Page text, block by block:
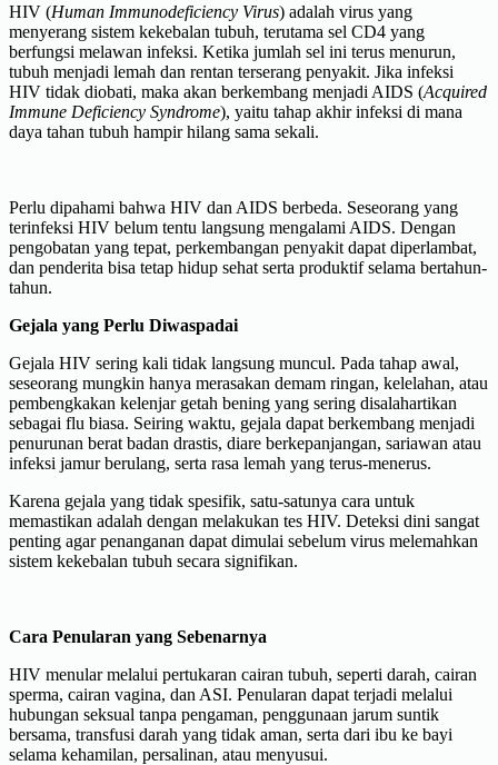
HIV (Human Immunodeficiency Virus) adalah virus yang
menyerang sistem kekebalan tubuh, terutama sel CD4 yang
berfungsi melawan infeksi. Ketika jumlah sel ini terus menurun,
tubuh menjadi lemah dan rentan terserang penyakit. Jika infeksi
HIV tidak diobati, maka akan berkembang menjadi AIDS (Acquired
Immune Deficiency Syndrome), yaitu tahap akhir infeksi di mana
daya tahan tubuh hampir hilang sama sekali.
Perlu dipahami bahwa HIV dan AIDS berbeda. Seseorang yang
terinfeksi HIV belum tentu langsung mengalami AIDS. Dengan
pengobatan yang tepat, perkembangan penyakit dapat diperlambat,
dan penderita bisa tetap hidup sehat serta produktif selama bertahun-
tahun.
Gejala yang Perlu Diwaspadai
Gejala HIV sering kali tidak langsung muncul. Pada tahap awal,
seseorang mungkin hanya merasakan demam ringan, kelelahan, atau
pembengkakan kelenjar getah bening yang sering disalahartikan
sebagai flu biasa. Seiring waktu, gejala dapat berkembang menjadi
penurunan berat badan drastis, diare berkepanjangan, sariawan atau
infeksi jamur berulang, serta rasa lemah yang terus-menerus.
Karena gejala yang tidak spesifik, satu-satunya cara untuk
memastikan adalah dengan melakukan tes HIV. Deteksi dini sangat
penting agar penanganan dapat dimulai sebelum virus melemahkan
sistem kekebalan tubuh secara signifikan.
Cara Penularan yang Sebenarnya
HIV menular melalui pertukaran cairan tubuh, seperti darah, cairan
sperma, cairan vagina, dan ASI. Penularan dapat terjadi melalui
hubungan seksual tanpa pengaman, penggunaan jarum suntik
bersama, transfusi darah yang tidak aman, serta dari ibu ke bayi
selama kehamilan, persalinan, atau menyusui.